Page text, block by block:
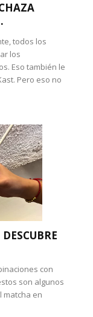
todos los
los
Eso también le
Pero eso no
con
son algunos
matcha en